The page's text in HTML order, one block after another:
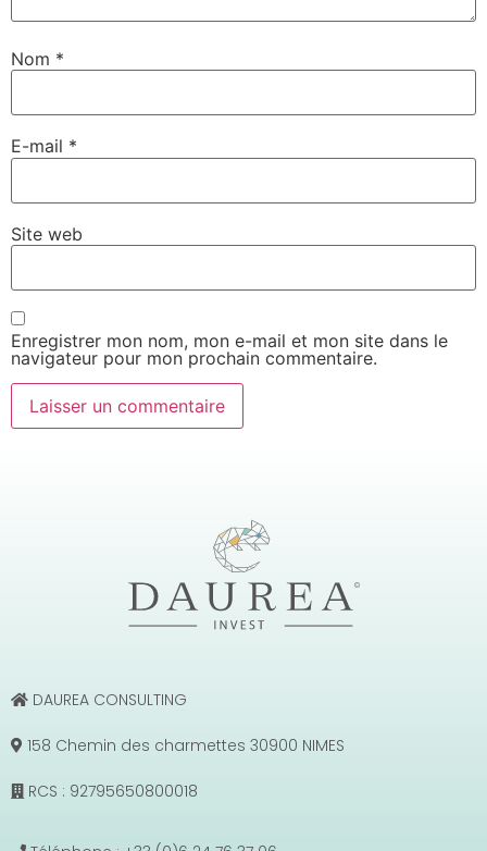
Nom *
E-mail *
Site web
Enregistrer mon nom, mon e-mail et mon site dans le
navigateur pour mon prochain commentaire.
DAUREA CONSULTING
158 Chemin des charmettes 30900 NIMES
RCS : 92795650800018